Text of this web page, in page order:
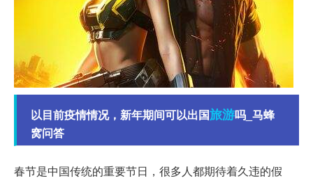
以目前疫情情况，新年期间可以出国旅游吗_马蜂
窝问答
春节是中国传统的重要节日，很多人都期待着久违的假